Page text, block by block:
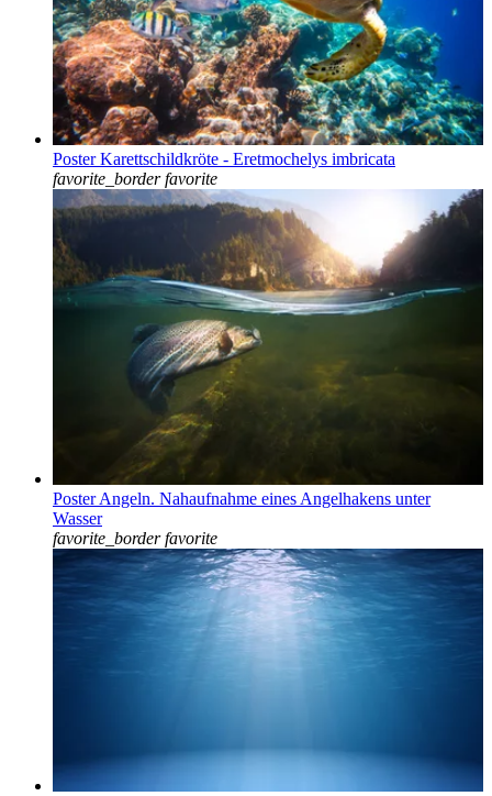
Poster Karettschildkröte - Eretmochelys imbricata
favorite_border favorite
Poster Angeln. Nahaufnahme eines Angelhakens unter
Wasser
favorite_border favorite